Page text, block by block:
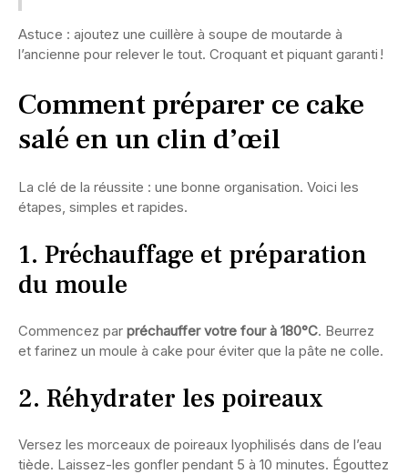
Astuce : ajoutez une cuillère à soupe de moutarde à
l’ancienne pour relever le tout. Croquant et piquant garanti !
Comment préparer ce cake
salé en un clin d’œil
La clé de la réussite : une bonne organisation. Voici les
étapes, simples et rapides.
1. Préchauffage et préparation
du moule
Commencez par préchauffer votre four à 180°C. Beurrez
et farinez un moule à cake pour éviter que la pâte ne colle.
2. Réhydrater les poireaux
Versez les morceaux de poireaux lyophilisés dans de l’eau
tiède. Laissez-les gonfler pendant 5 à 10 minutes. Égouttez